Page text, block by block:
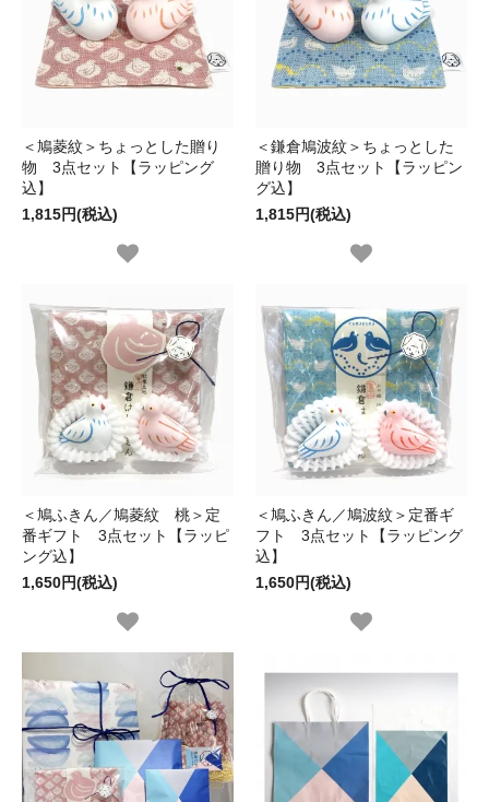
＜鳩菱紋＞ちょっとした贈り
物 3点セット【ラッピング
込】
1,815円(税込)
＜鎌倉鳩波紋＞ちょっとした
贈り物 3点セット【ラッピン
グ込】
1,815円(税込)
＜鳩ふきん／鳩菱紋 桃＞定
番ギフト 3点セット【ラッピ
ング込】
1,650円(税込)
＜鳩ふきん／鳩波紋＞定番ギ
フト 3点セット【ラッピング
込】
1,650円(税込)